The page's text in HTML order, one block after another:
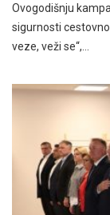
Ovogodišnju
sigurnosti
veze, veži se“,…